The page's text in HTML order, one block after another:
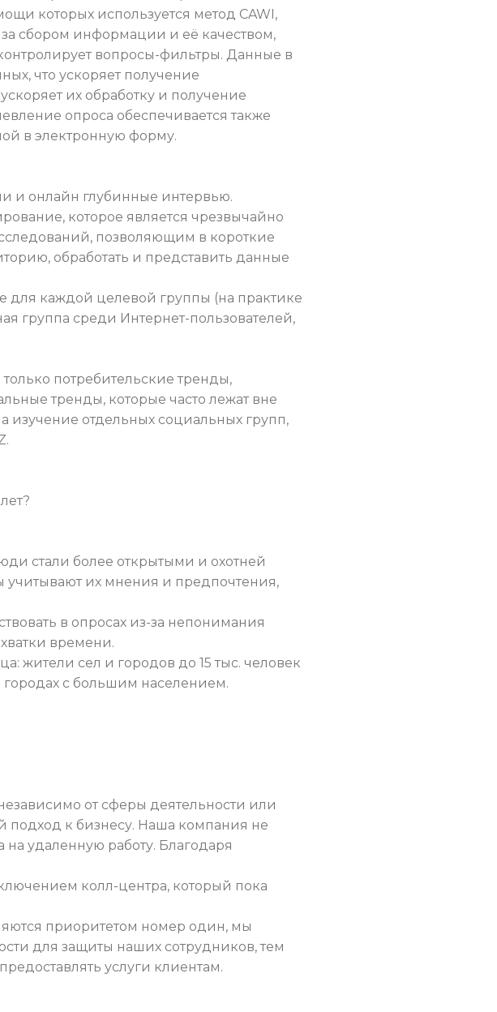
которых используется метод СAWI,
сбором информации и её качеством,
вопросы-фильтры. Данные в
что ускоряет получение
их обработку и получение
опроса обеспечивается также
в электронную форму.
и онлайн глубинные интервью.
которое является чрезвычайно
позволяющим в короткие
обработать и представить данные
для каждой целевой группы (на практике
группа среди Интернет-пользователей,
потребительские тренды,
тренды, которые часто лежат вне
отдельных социальных групп,
стали более открытыми и охотней
учитывают их мнения и предпочтения,
в опросах из-за непонимания
времени.
жители сел и городов до 15 тыс. человек
городах с большим населением.
от сферы деятельности или
подход к бизнесу. Наша компания не
удаленную работу. Благодаря
колл-центра, который пока
приоритетом номер один, мы
для защиты наших сотрудников, тем
услуги клиентам.